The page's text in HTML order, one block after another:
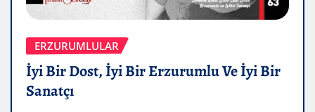
ERZURUMLULAR
İyi Bir Dost, İyi Bir Erzurumlu Ve İyi Bir
Sanatçı